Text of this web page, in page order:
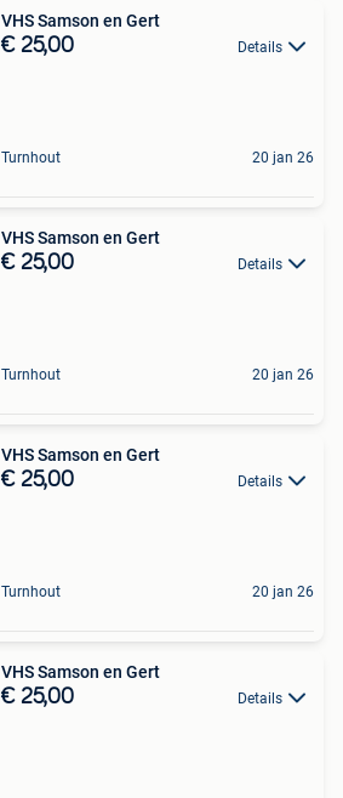
VHS Samson en Gert
€ 25,00 Details
Turnhout 20 jan 26
VHS Samson en Gert
€ 25,00 Details
Turnhout 20 jan 26
VHS Samson en Gert
€ 25,00 Details
Turnhout 20 jan 26
VHS Samson en Gert
€ 25,00 Details